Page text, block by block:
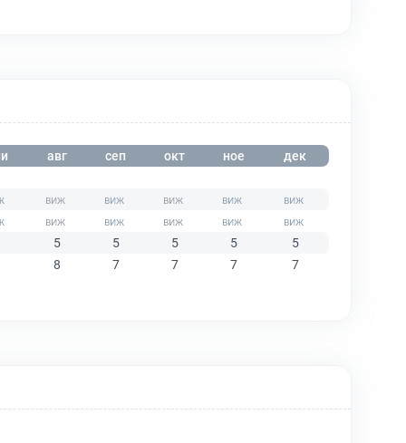
авг сеп окт ное дек
5 5 5 5
5
8
7 7 7 7